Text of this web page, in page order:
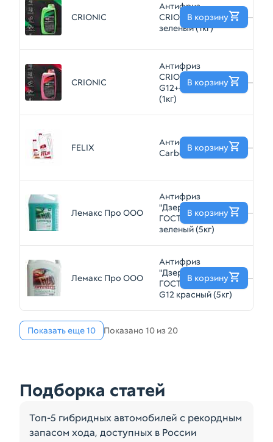
CRIONIC
Антифриз
CRIONIC -40 G11
зеленый (1кг)
—
В корзину
CRIONIC
Антифриз
CRIONIC -40
G12++ красный
(1кг)
—
В корзину
FELIX
Антифриз FELIX
Carbox (1кг)
—
В корзину
Лемакс Про ООО
Антифриз
"Дзержинский
ГОСТ" 1673931 G11
зеленый (5кг)
—
В корзину
Лемакс Про ООО
Антифриз
"Дзержинский
ГОСТ" 1673945
G12 красный (5кг)
—
В корзину
Показать еще 10 Показано 10 из 20
Подборка статей
Топ-5 гибридных автомобилей с рекордным
запасом хода, доступных в России